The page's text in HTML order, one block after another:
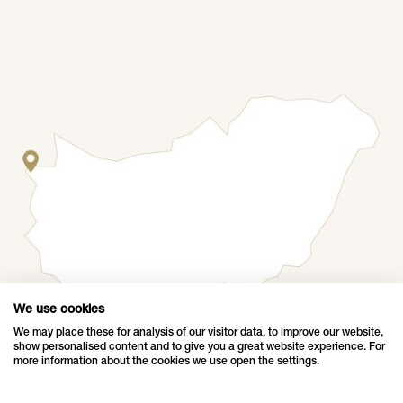
lights.
MK Illumination Hungary
Baracsi u. 77
Ágfalva, 9423
Hungary
Tel: +36 99 524 247
We use cookies
We may place these for analysis of our visitor data, to improve our website,
show personalised content and to give you a great website experience. For
more information about the cookies we use open the settings.